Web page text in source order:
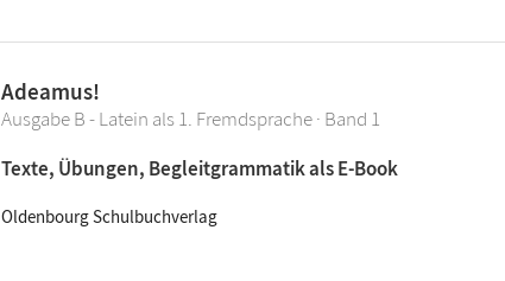
Adeamus!
Ausgabe B - Latein als 1. Fremdsprache · Band 1
Texte, Übungen, Begleitgrammatik als E-Book
Oldenbourg Schulbuchverlag